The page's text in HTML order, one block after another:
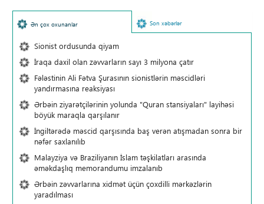
Ən çox oxunanlar Son xəbərlər
Sionist ordusunda qiyam
İraqa daxil olan zəvvarların sayı 3 milyona çatır
Fələstinin Ali Fətva Şurasının sionistlərin məscidləri
yandırmasına reaksiyası
Ərbəin ziyarətçilərinin yolunda "Quran stansiyaları" layihəsi
böyük maraqla qarşılanır
İngiltərədə məscid qarşısında baş verən atışmadan sonra bir
nəfər saxlanılıb
Malayziya və Braziliyanın İslam təşkilatları arasında
əməkdaşlıq memorandumu imzalanıb
Ərbəin zəvvarlarına xidmət üçün çoxdilli mərkəzlərin
yaradılması